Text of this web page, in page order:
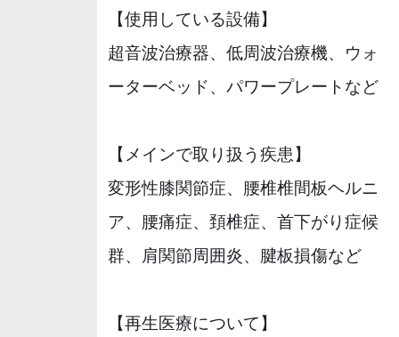
【使用している設備】
超音波治療器、低周波治療機、ウォ
ーターベッド、パワープレートなど
【メインで取り扱う疾患】
変形性膝関節症、腰椎椎間板ヘルニ
ア、腰痛症、頚椎症、首下がり症候
群、肩関節周囲炎、腱板損傷など
【再生医療について】